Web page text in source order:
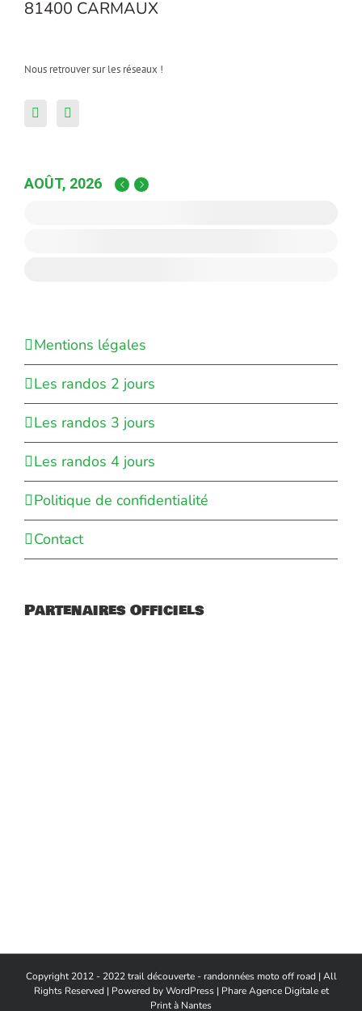
81400 CARMAUX
Nous retrouver sur les réseaux !
AOÛT, 2026
Mentions légales
Les randos 2 jours
Les randos 3 jours
Les randos 4 jours
Politique de confidentialité
Contact
Partenaires Officiels
Copyright 2012 - 2022 trail découverte - randonnées moto off road | All
Rights Reserved | Powered byWordPress| Phare Agence Digitale et
Print à Nantes